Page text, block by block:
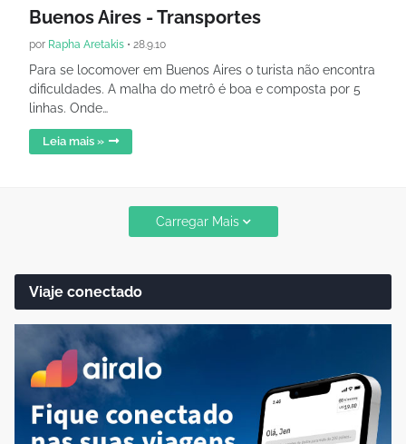
Buenos Aires - Transportes
por Rapha Aretakis • 28.9.10
Para se locomover em Buenos Aires o turista não encontra
dificuldades. A malha do metrô é boa e composta por 5
linhas. Onde…
Leia mais »
Carregar Mais
Viaje conectado